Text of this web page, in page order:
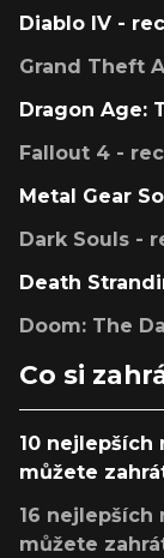
Diablo IV -
Grand Theft
Dragon Age:
Fallout 4 -
Metal Gear
Dark Souls -
Death
Doom: The
Co si
10 nejlepších
můžete
16 nejlepších
můžete